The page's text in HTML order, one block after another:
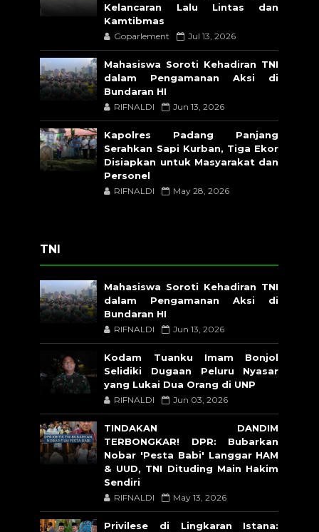
Kelancaran Lalu Lintas dan
Kamtibmas
Goparlement Jul 13, 2026
Mahasiswa Soroti Kehadiran TNI
dalam Pengamanan Aksi di
Bundaran HI
RIFNALDI Jun 13, 2026
Kapolres Padang Panjang
Serahkan Sapi Kurban, Tiga Ekor
Disiapkan untuk Masyarakat dan
Personel
RIFNALDI May 28, 2026
TNI
Mahasiswa Soroti Kehadiran TNI
dalam Pengamanan Aksi di
Bundaran HI
RIFNALDI Jun 13, 2026
Kodam Tuanku Imam Bonjol
Selidiki Dugaan Peluru Nyasar
yang Lukai Dua Orang di UNP
RIFNALDI Jun 03, 2026
TINDAKAN DANDIM
TERBONGKAR! DPR: Bubarkan
Nobar 'Pesta Babi' Langgar HAM
& UUD, TNI Dituding Main Hakim
Sendiri
RIFNALDI May 13, 2026
Privilese di Lingkaran Istana: